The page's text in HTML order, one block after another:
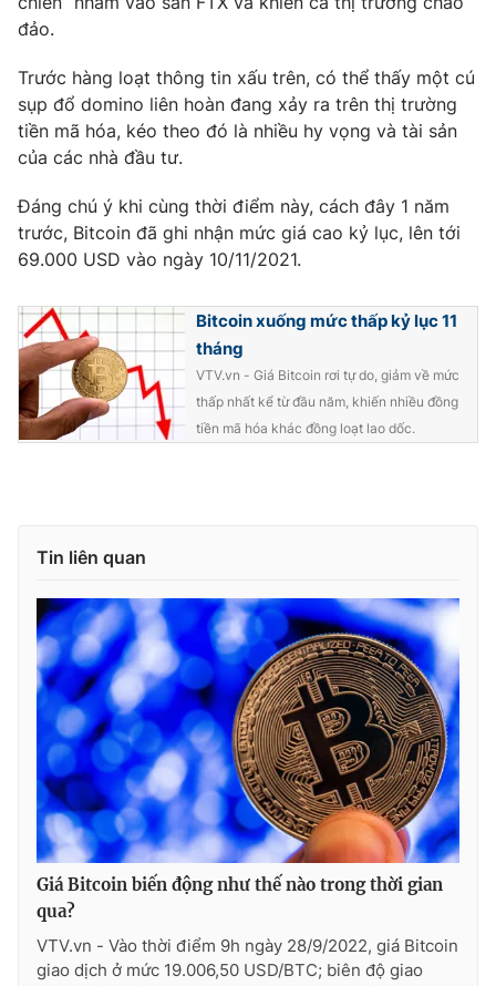
đảo.
Trước hàng loạt thông tin xấu trên, có thể thấy một cú
sụp đổ domino liên hoàn đang xảy ra trên thị trường
tiền mã hóa, kéo theo đó là nhiều hy vọng và tài sản
của các nhà đầu tư.
Đáng chú ý khi cùng thời điểm này, cách đây 1 năm
trước, Bitcoin đã ghi nhận mức giá cao kỷ lục, lên tới
69.000 USD vào ngày 10/11/2021.
Bitcoin xuống mức thấp kỷ lục 11
tháng
VTV.vn - Giá Bitcoin rơi tự do, giảm về mức
thấp nhất kể từ đầu năm, khiến nhiều đồng
tiền mã hóa khác đồng loạt lao dốc.
Tin liên quan
Giá Bitcoin biến động như thế nào trong thời gian
qua?
VTV.vn - Vào thời điểm 9h ngày 28/9/2022, giá Bitcoin
giao dịch ở mức 19.006,50 USD/BTC; biên độ giao